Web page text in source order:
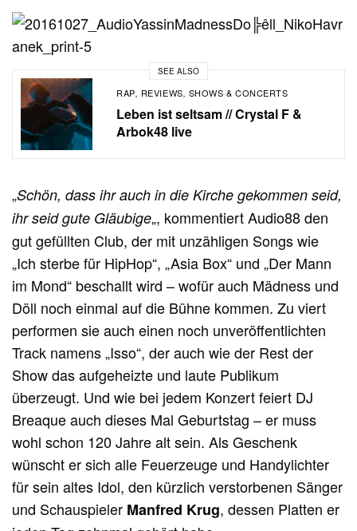
SEE ALSO
RAP, REVIEWS, SHOWS & CONCERTS
Leben ist seltsam // Crystal F &
Arbok48 live
„Schön, dass ihr auch in die Kirche gekommen seid,
ihr seid gute Gläubige„, kommentiert Audio88 den
gut gefüllten Club, der mit unzähligen Songs wie
„Ich sterbe für HipHop“, „Asia Box“ und „Der Mann
im Mond“ beschallt wird – wofür auch Mädness und
Döll noch einmal auf die Bühne kommen. Zu viert
performen sie auch einen noch unveröffentlichten
Track namens „Isso“, der auch wie der Rest der
Show das aufgeheizte und laute Publikum
überzeugt. Und wie bei jedem Konzert feiert DJ
Breaque auch dieses Mal Geburtstag – er muss
wohl schon 120 Jahre alt sein. Als Geschenk
wünscht er sich alle Feuerzeuge und Handylichter
für sein altes Idol, den kürzlich verstorbenen Sänger
und Schauspieler Manfred Krug, dessen Platten er